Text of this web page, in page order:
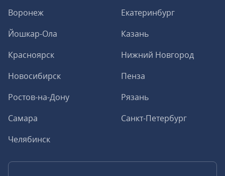
Воронеж
Екатеринбург
Йошкар-Ола
Казань
Красноярск
Нижний Новгород
Новосибирск
Пенза
Ростов-на-Дону
Рязань
Самара
Санкт-Петербург
Челябинск